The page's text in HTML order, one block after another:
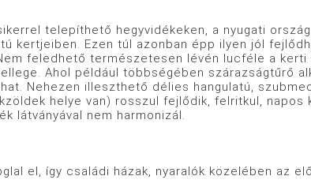
telepíthető hegyvidékeken, a nyugati
kertjeiben. Ezen túl azonban épp ilyen jól
feledhető természetesen lévén lucféle a
Ahol például többségében szárazságtűrő
Nehezen illeszthető délies hangulatú,
helye van) rosszul fejlődik, felritkul, napos
látványával nem harmonizál.
így családi házak, nyaralók közelében az